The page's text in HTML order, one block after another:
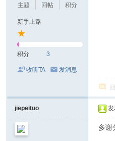
主题
回帖
积分
新手上路
积分 3
收听TA 发消息
jiepeituo
多谢